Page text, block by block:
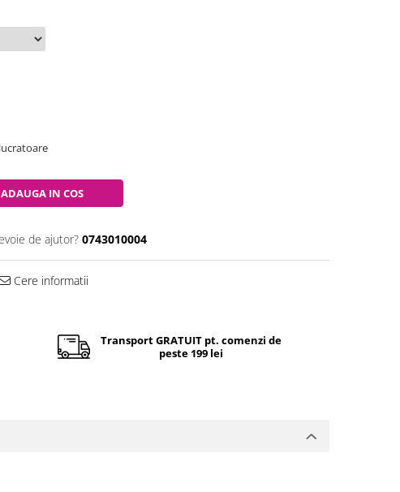
ADAUGA IN COS
de ajutor? 0743010004
Cere informatii
Transport GRATUIT pt. comenzi de
peste 199 lei